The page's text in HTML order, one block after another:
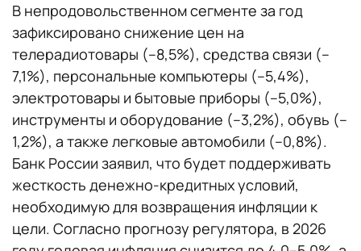
В непродовольственном сегменте за год
зафиксировано снижение цен на
телерадиотовары (–8,5%), средства связи (–
7,1%), персональные компьютеры (–5,4%),
электротовары и бытовые приборы (–5,0%),
инструменты и оборудование (–3,2%), обувь (–
1,2%), а также легковые автомобили (–0,8%).
Банк России заявил, что будет поддерживать
жесткость денежно-кредитных условий,
необходимую для возвращения инфляции к
цели. Согласно прогнозу регулятора, в 2026